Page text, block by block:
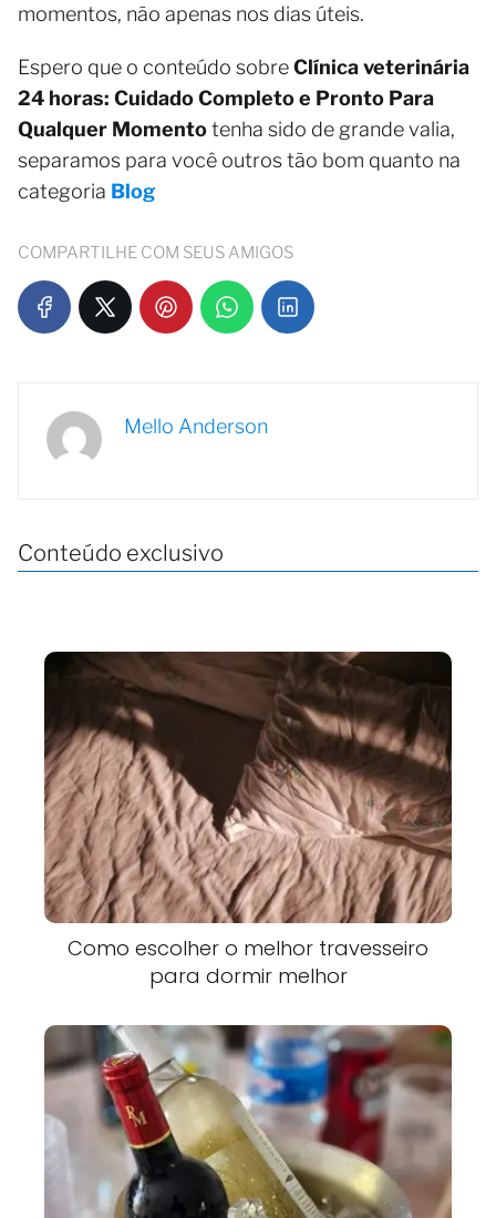
momentos, não apenas nos dias úteis.
Espero que o conteúdo sobreClínica veterinária
24 horas: Cuidado Completo e Pronto Para
Qualquer Momentotenha sido de grande valia,
separamos para você outros tão bom quanto na
categoria Blog
COMPARTILHE COM SEUS AMIGOS
Mello Anderson
Conteúdo exclusivo
Como escolher o melhor travesseiro
para dormir melhor